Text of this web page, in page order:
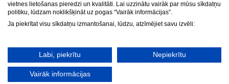
Konvents
Latvijas Koks "Biedra sertifikāts"
Vispārējās izglītības programmas
Valsts aizsardzības mācību programma
vietnes lietošanas pieredzi un kvalitāti. Lai uzzinātu vairāk par mūsu sīkdatņu
politiku, lūdzam noklikšķināt uz pogas “Vairāk informācijas”.
Ja piekrītat visu sīkdatņu izmantošanai, lūdzu, atzīmējiet savu izvēli:
Labi, piekrītu Nepiekrītu
Vairāk informācijas